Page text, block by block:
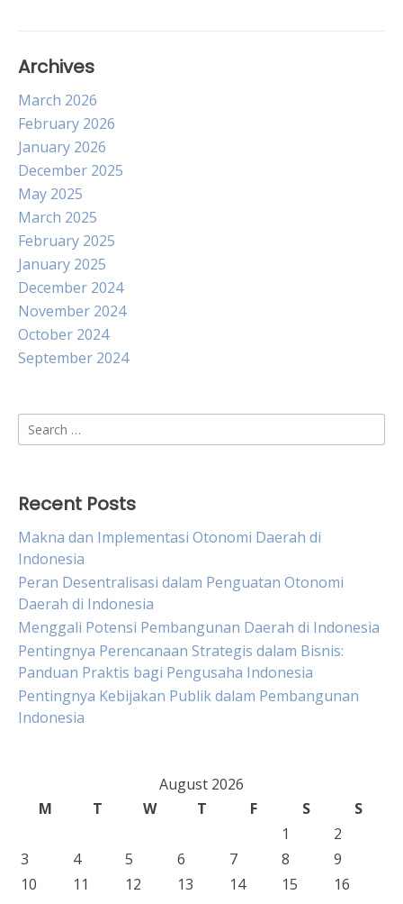
Archives
March 2026
February 2026
January 2026
December 2025
May 2025
March 2025
February 2025
January 2025
December 2024
November 2024
October 2024
September 2024
Search
for:
Recent Posts
Makna dan Implementasi Otonomi Daerah di
Indonesia
Peran Desentralisasi dalam Penguatan Otonomi
Daerah di Indonesia
Menggali Potensi Pembangunan Daerah di Indonesia
Pentingnya Perencanaan Strategis dalam Bisnis:
Panduan Praktis bagi Pengusaha Indonesia
Pentingnya Kebijakan Publik dalam Pembangunan
Indonesia
August 2026
M
T W T F S
S
1
2
3
4 5 6 7 8
9
10
11 12 13 14 15
16